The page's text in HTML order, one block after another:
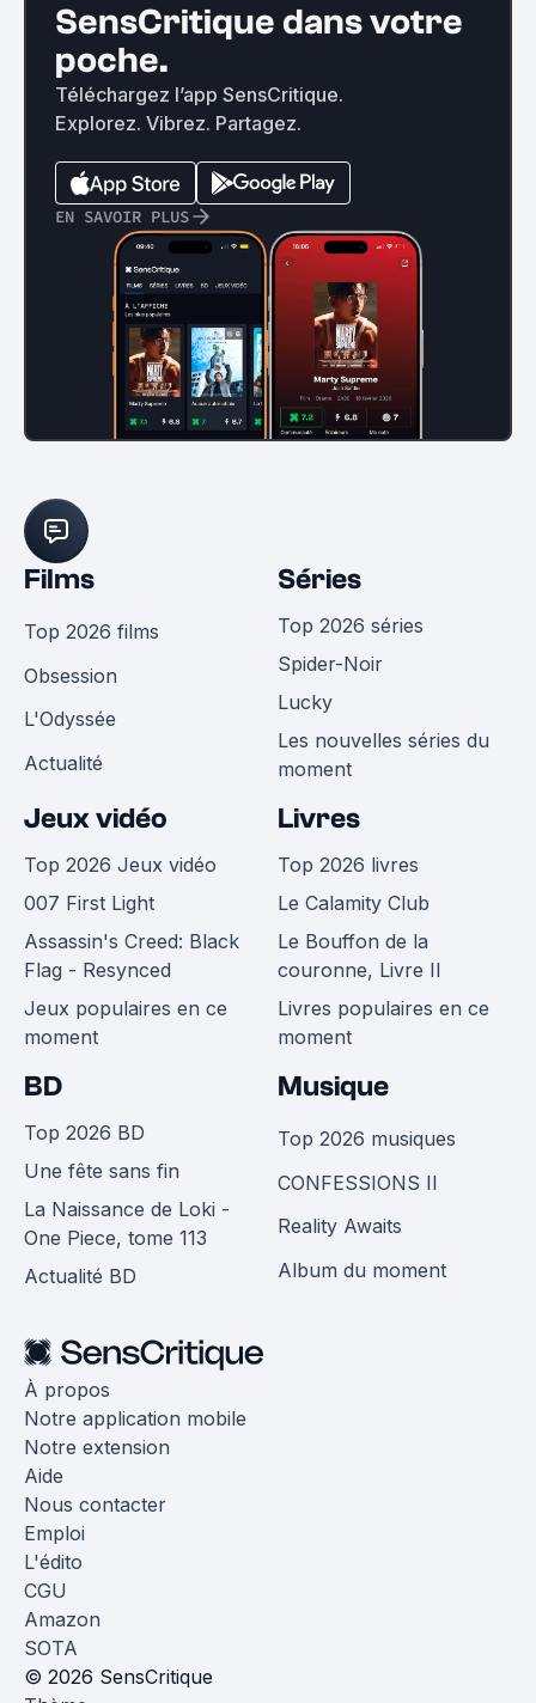
SensCritique dans votre
poche.
Téléchargez l’app SensCritique.
Explorez. Vibrez. Partagez.
EN SAVOIR PLUS
Films
Top 2026 films
Obsession
L'Odyssée
Actualité
Séries
Top 2026 séries
Spider-Noir
Lucky
Les nouvelles séries du
moment
Jeux vidéo
Top 2026 Jeux vidéo
007 First Light
Assassin's Creed: Black
Flag - Resynced
Jeux populaires en ce
moment
Livres
Top 2026 livres
Le Calamity Club
Le Bouffon de la
couronne, Livre II
Livres populaires en ce
moment
BD
Top 2026 BD
Une fête sans fin
La Naissance de Loki -
One Piece, tome 113
Actualité BD
Musique
Top 2026 musiques
CONFESSIONS II
Reality Awaits
Album du moment
À propos
Notre application mobile
Notre extension
Aide
Nous contacter
Emploi
L'édito
CGU
Amazon
SOTA
© 2026 SensCritique